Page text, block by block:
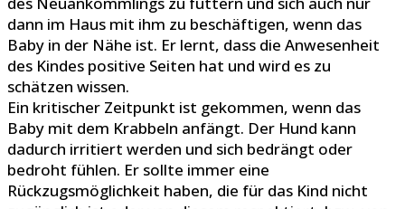
dann im Haus mit ihm zu beschäftigen, wenn das
Baby in der Nähe ist. Er lernt, dass die Anwesenheit
des Kindes positive Seiten hat und wird es zu
schätzen wissen.
Ein kritischer Zeitpunkt ist gekommen, wenn das
Baby mit dem Krabbeln anfängt. Der Hund kann
dadurch irritiert werden und sich bedrängt oder
bedroht fühlen. Er sollte immer eine
Rückzugsmöglichkeit haben, die für das Kind nicht